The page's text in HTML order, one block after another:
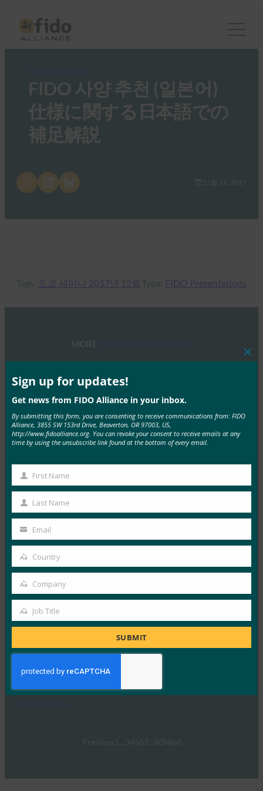
FIDO 사양 추천 (일본어)
仕様に関する日本語での
補足解説
Share on LinkedInShare on Bluesky 12월 18, 2017
Tags: 도쿄 세미나 2017년 12월 Type: FIDO Presentations
MORE
웹 세미나: FIDO 보안 키로 사용자 경험 최적화하기
9월 19, 2022
이 웨비나에서는 FIDO 보안 키로 피싱 방지 인증을 구현
하려는 모든 조직에 필수적인 교육을 제공합니다. FIDO…
Read More →
IoT 온보딩 과제 해결
10월 26, 2021
FIDO의 성공적인 협업 실적, 온보딩 과제(하드웨어, 장치,
연결 등 포함), 오늘날의 온보딩 솔루션 등에 대해…
Read More →
FIDO 마스터클래스
FIDO Presentations
FIDO 인증의 작동 방식과 FIDO 인증이 더 간단하고 강력
한 로그인 환경인 이유에 대해 알아보세요. 또한…
Previous 1 34567 60Next
Sign up for updates!
Get news from FIDO Alliance in your inbox.
By submitting this form, you are consenting to receive communications from: FIDO
Alliance, 3855 SW 153rd Drive, Beaverton, OR 97003, US,
http://www.fidoalliance.org. You can revoke your consent to receive emails at any
time by using the unsubscribe link found at the bottom of every email.
First
Name
First Name
Last
Name
Last Name
email
Email
Country
Country
Company
Company
Job
Job Title
SUBMIT